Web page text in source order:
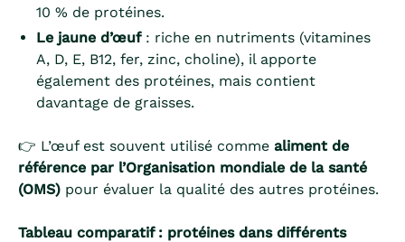
10 % de protéines.
Le jaune d’œuf: riche en nutriments (vitamines
A, D, E, B12, fer, zinc, choline), il apporte
également des protéines, mais contient
davantage de graisses.
👉 L’œuf est souvent utilisé comme aliment de
référence par l’Organisation mondiale de la santé
(OMS) pour évaluer la qualité des autres protéines.
Tableau comparatif : protéines dans différents